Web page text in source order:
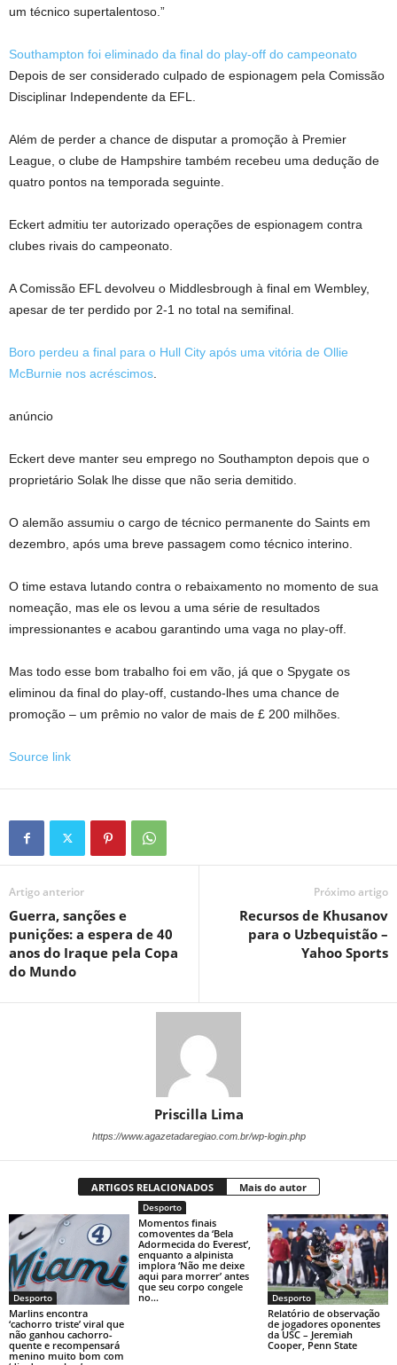
um técnico supertalentoso.”
Southampton foi eliminado da final do play-off do campeonato
Depois de ser considerado culpado de espionagem pela Comissão
Disciplinar Independente da EFL.
Além de perder a chance de disputar a promoção à Premier
League, o clube de Hampshire também recebeu uma dedução de
quatro pontos na temporada seguinte.
Eckert admitiu ter autorizado operações de espionagem contra
clubes rivais do campeonato.
A Comissão EFL devolveu o Middlesbrough à final em Wembley,
apesar de ter perdido por 2-1 no total na semifinal.
Boro perdeu a final para o Hull City após uma vitória de Ollie
McBurnie nos acréscimos
anúncio
Eckert deve manter seu emprego no Southampton depois que o
proprietário Solak lhe disse que não seria demitido.
O alemão assumiu o cargo de técnico permanente do Saints em
dezembro, após uma breve passagem como técnico interino.
O time estava lutando contra o rebaixamento no momento de sua
nomeação, mas ele os levou a uma série de resultados
impressionantes e acabou garantindo uma vaga no play-off.
Mas todo esse bom trabalho foi em vão, já que o Spygate os
eliminou da final do play-off, custando-lhes uma chance de
promoção – um prêmio no valor de mais de £ 200 milhões.
Source link
Artigo anterior
Guerra, sanções e
punições: a espera de 40
anos do Iraque pela Copa
do Mundo
Próximo artigo
Recursos de Khusanov
para o Uzbequistão –
Yahoo Sports
Priscilla Lima
https://www.agazetadaregiao.com.br/wp-login.php
ARTIGOS RELACIONADOS Mais do autor
Desporto
Marlins encontra
‘cachorro triste’ viral que
não ganhou cachorro-
quente e recompensará
menino muito bom com
Desporto
Momentos finais
comoventes da ‘Bela
Adormecida do Everest’,
enquanto a alpinista
implora ‘Não me deixe
aqui para morrer’ antes
que seu corpo congele
no...
Desporto
Relatório de observação
de jogadores oponentes
da USC – Jeremiah
Cooper, Penn State